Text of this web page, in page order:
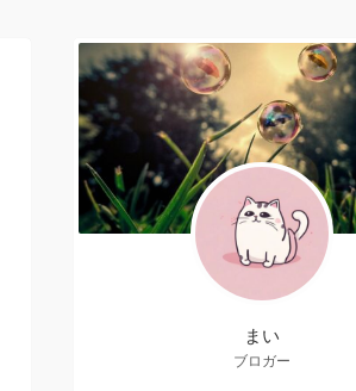
まい
ブロガー